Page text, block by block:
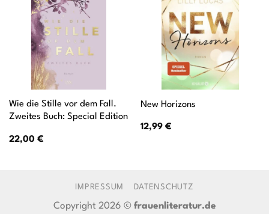
Wie die Stille vor dem Fall.
Zweites Buch: Special Edition
22,00 €
New Horizons
12,99 €
IMPRESSUM DATENSCHUTZ
Copyright 2026 © frauenliteratur.de